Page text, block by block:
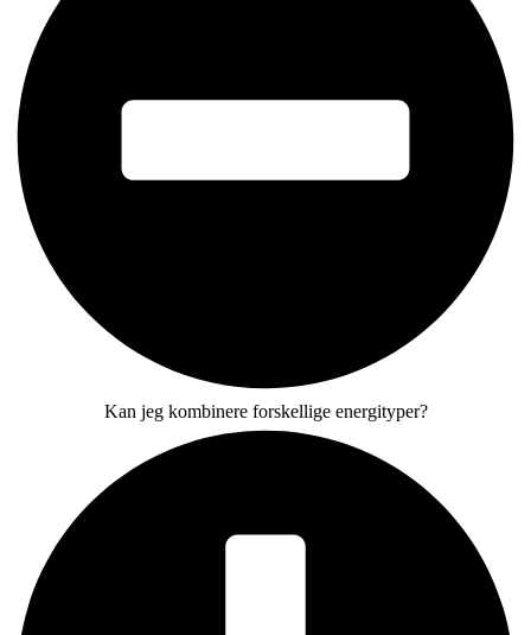
Kan jeg kombinere forskellige energityper?